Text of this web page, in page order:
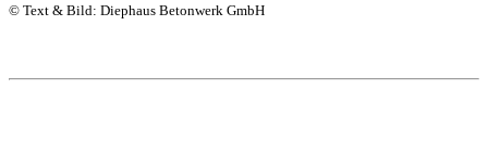
© Text & Bild: Diephaus Betonwerk GmbH